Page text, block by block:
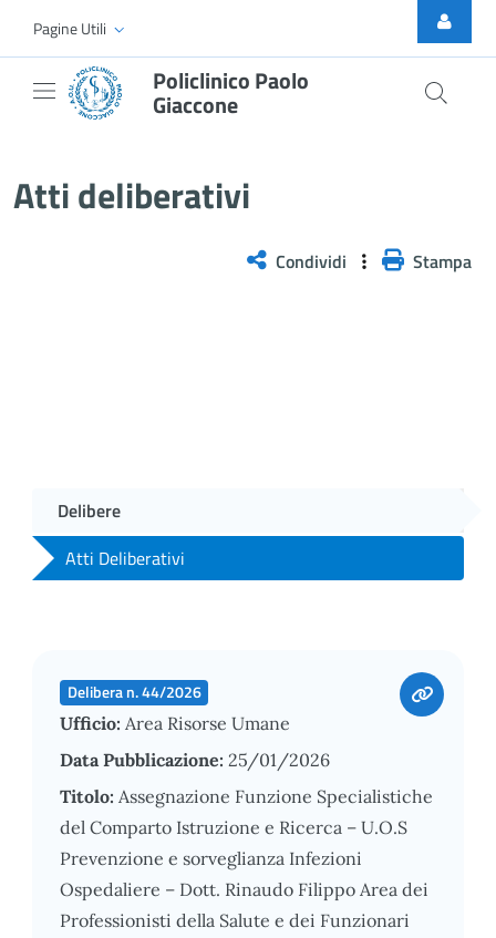
Skip to Main Content
Pagine Utili
Policlinico Paolo
Giaccone
Atti deliberativi
Condividi Stampa
Delibere
Atti Deliberativi
Delibera n. 44/2026
Ufficio: Area Risorse Umane
Data Pubblicazione: 25/01/2026
Titolo: Assegnazione Funzione Specialistiche
del Comparto Istruzione e Ricerca – U.O.S
Prevenzione e sorveglianza Infezioni
Ospedaliere – Dott. Rinaudo Filippo Area dei
Professionisti della Salute e dei Funzionari